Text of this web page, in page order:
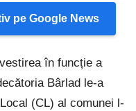
pe Google News
în funcție a
Bârlad le-a
(CL) al comunei l-